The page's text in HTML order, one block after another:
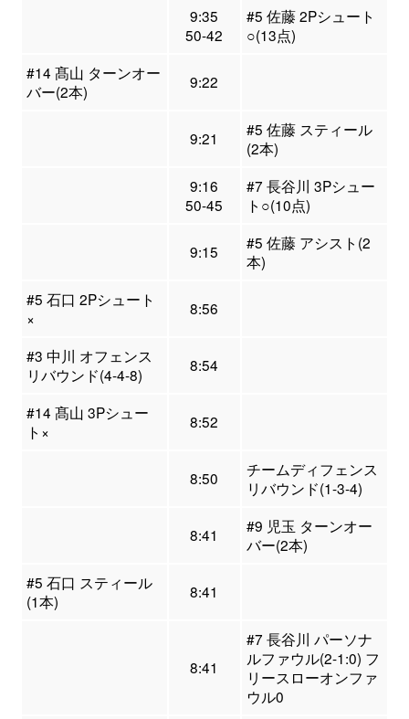
9:35
50-42
#5 佐藤 2Pシュート
○(13点)
#14 髙山 ターンオー
バー(2本)
9:22
9:21
#5 佐藤 スティール
(2本)
9:16
50-45
#7 長谷川 3Pシュー
ト○(10点)
9:15
#5 佐藤 アシスト(2
本)
#5 石口 2Pシュート
×
8:56
#3 中川 オフェンス
リバウンド(4-4-8)
8:54
#14 髙山 3Pシュー
ト×
8:52
8:50
チームディフェンス
リバウンド(1-3-4)
8:41
#9 児玉 ターンオー
バー(2本)
#5 石口 スティール
(1本)
8:41
8:41
#7 長谷川 パーソナ
ルファウル(2-1:0) フ
リースローオンファ
ウル0